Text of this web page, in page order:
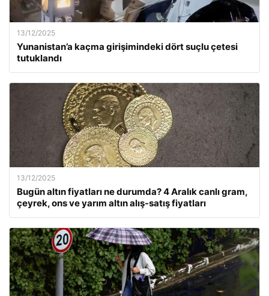
13/12/2025
Yunanistan’a kaçma girişimindeki dört suçlu çetesi
tutuklandı
13/12/2025
Bugün altın fiyatları ne durumda? 4 Aralık canlı gram,
çeyrek, ons ve yarım altın alış-satış fiyatları